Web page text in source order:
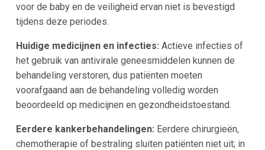
voor de baby en de veiligheid ervan niet is bevestigd
tijdens deze periodes.
Huidige medicijnen en infecties: Actieve infecties of
het gebruik van antivirale geneesmiddelen kunnen de
behandeling verstoren, dus patiënten moeten
voorafgaand aan de behandeling volledig worden
beoordeeld op medicijnen en gezondheidstoestand.
Eerdere kankerbehandelingen: Eerdere chirurgieën,
chemotherapie of bestraling sluiten patiënten niet uit; in